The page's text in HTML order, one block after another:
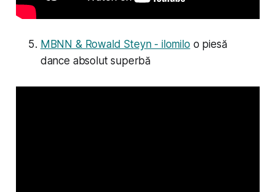
MBNN & Rowald Steyn - ilomilo o piesă
dance absolut superbă